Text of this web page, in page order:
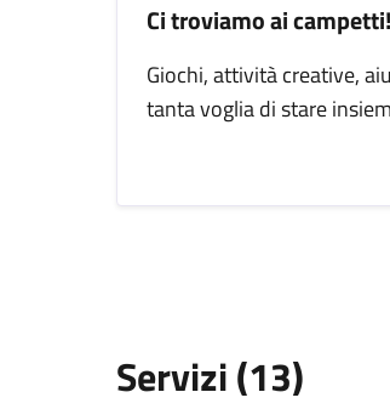
Ci troviamo ai campetti!
Giochi, attività creative,
tanta voglia di stare
Servizi (13)